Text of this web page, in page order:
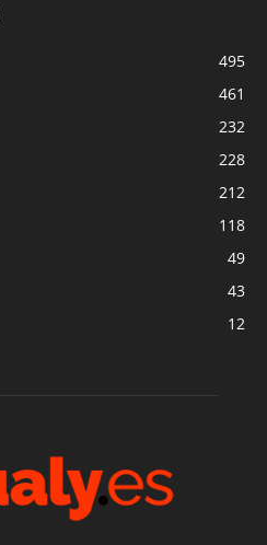
495
461
232
228
212
118
49
43
12